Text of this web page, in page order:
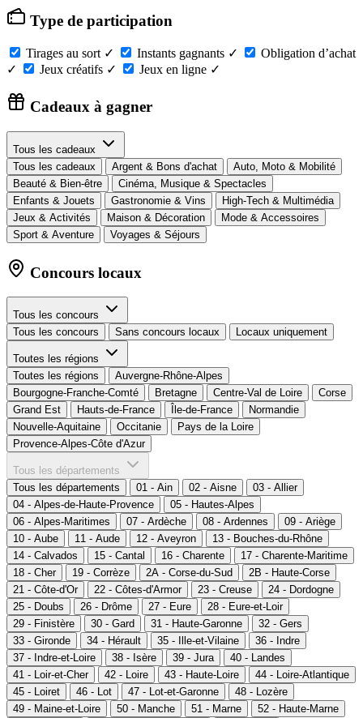
Type de participation
Tirages au sort ✓ Instants gagnants ✓
Obligation d’achat
✓
Jeux créatifs ✓ Jeux en ligne ✓
Cadeaux à gagner
Tous les cadeaux
Tous les cadeaux
Argent & Bons d'achat
Auto, Moto & Mobilité
Beauté & Bien-être
Cinéma, Musique & Spectacles
Enfants & Jouets
Gastronomie & Vins
High-Tech & Multimédia
Jeux & Activités
Maison & Décoration
Mode & Accessoires
Sport & Aventure
Voyages & Séjours
Concours locaux
Tous les concours
Tous les concours
Sans concours locaux Locaux uniquement
Toutes les régions
Toutes les régions
Auvergne-Rhône-Alpes
Bourgogne-Franche-Comté
Bretagne Centre-Val de Loire
Corse
Grand Est
Hauts-de-France Île-de-France
Normandie
Nouvelle-Aquitaine
Occitanie
Pays de la Loire
Provence-Alpes-Côte d'Azur
Tous les départements
Tous les départements
01 - Ain 02 - Aisne
03 - Allier
04 - Alpes-de-Haute-Provence
05 - Hautes-Alpes
06 - Alpes-Maritimes
07 - Ardèche 08 - Ardennes
09 - Ariège
10 - Aube
11 - Aude 12 - Aveyron
13 - Bouches-du-Rhône
14 - Calvados
15 - Cantal 16 - Charente
17 - Charente-Maritime
18 - Cher
19 - Corrèze 2A - Corse-du-Sud
2B - Haute-Corse
21 - Côte-d'Or
22 - Côtes-d'Armor 23 - Creuse
24 - Dordogne
25 - Doubs
26 - Drôme 27 - Eure
28 - Eure-et-Loir
29 - Finistère
30 - Gard 31 - Haute-Garonne
32 - Gers
33 - Gironde
34 - Hérault 35 - Ille-et-Vilaine
36 - Indre
37 - Indre-et-Loire
38 - Isère 39 - Jura
40 - Landes
41 - Loir-et-Cher
42 - Loire 43 - Haute-Loire
44 - Loire-Atlantique
45 - Loiret
46 - Lot 47 - Lot-et-Garonne
48 - Lozère
49 - Maine-et-Loire
50 - Manche 51 - Marne
52 - Haute-Marne